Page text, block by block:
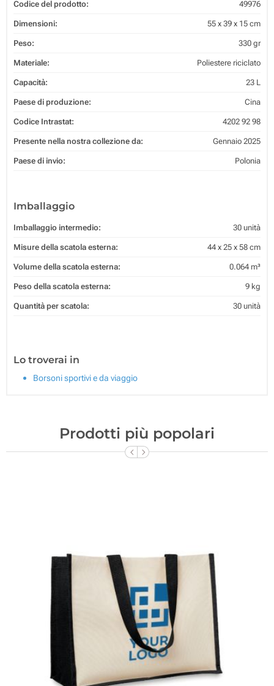
Codice del prodotto: 49976
Dimensioni: 55 x 39 x 15 cm
Peso: 330 gr
Materiale: Poliestere riciclato
Capacità: 23 L
Paese di produzione: Cina
Codice Intrastat: 4202 92 98
Presente nella nostra collezione da: Gennaio 2025
Paese di invio: Polonia
Imballaggio
Imballaggio intermedio: 30 unità
Misure della scatola esterna: 44 x 25 x 58 cm
Volume della scatola esterna: 0.064 m³
Peso della scatola esterna: 9 kg
Quantità per scatola: 30 unità
Lo troverai in
Borsoni sportivi e da viaggio
Prodotti più popolari